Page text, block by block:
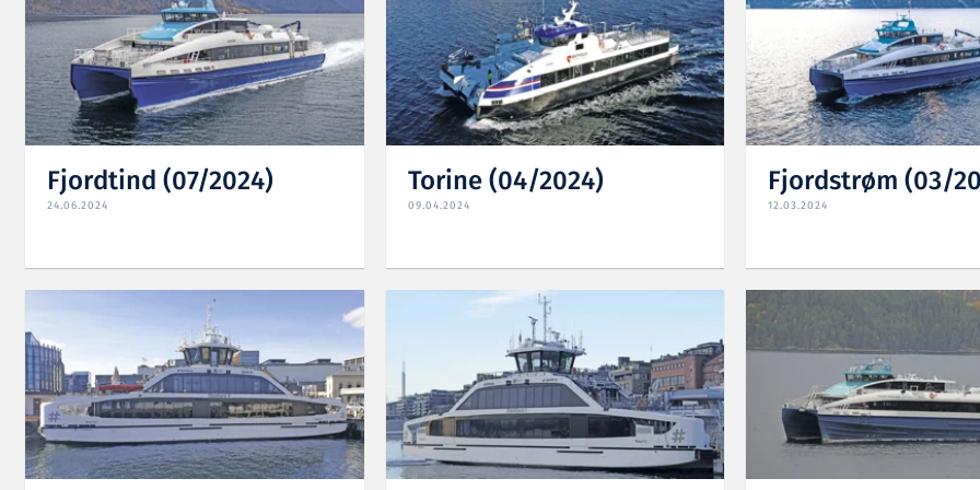
Fjordtind (07/2024)
24.06.2024
Torine (04/2024)
09.04.2024
Fjordstrøm (03/
12.03.2024